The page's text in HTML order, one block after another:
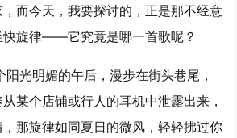
而今天，我要探讨的，正是那不经意
快旋律——它究竟是哪一首歌呢？
阳光明媚的午后，漫步在街头巷尾，
某个店铺或行人的耳机中泄露出来，
那旋律如同夏日的微风，轻轻拂过你